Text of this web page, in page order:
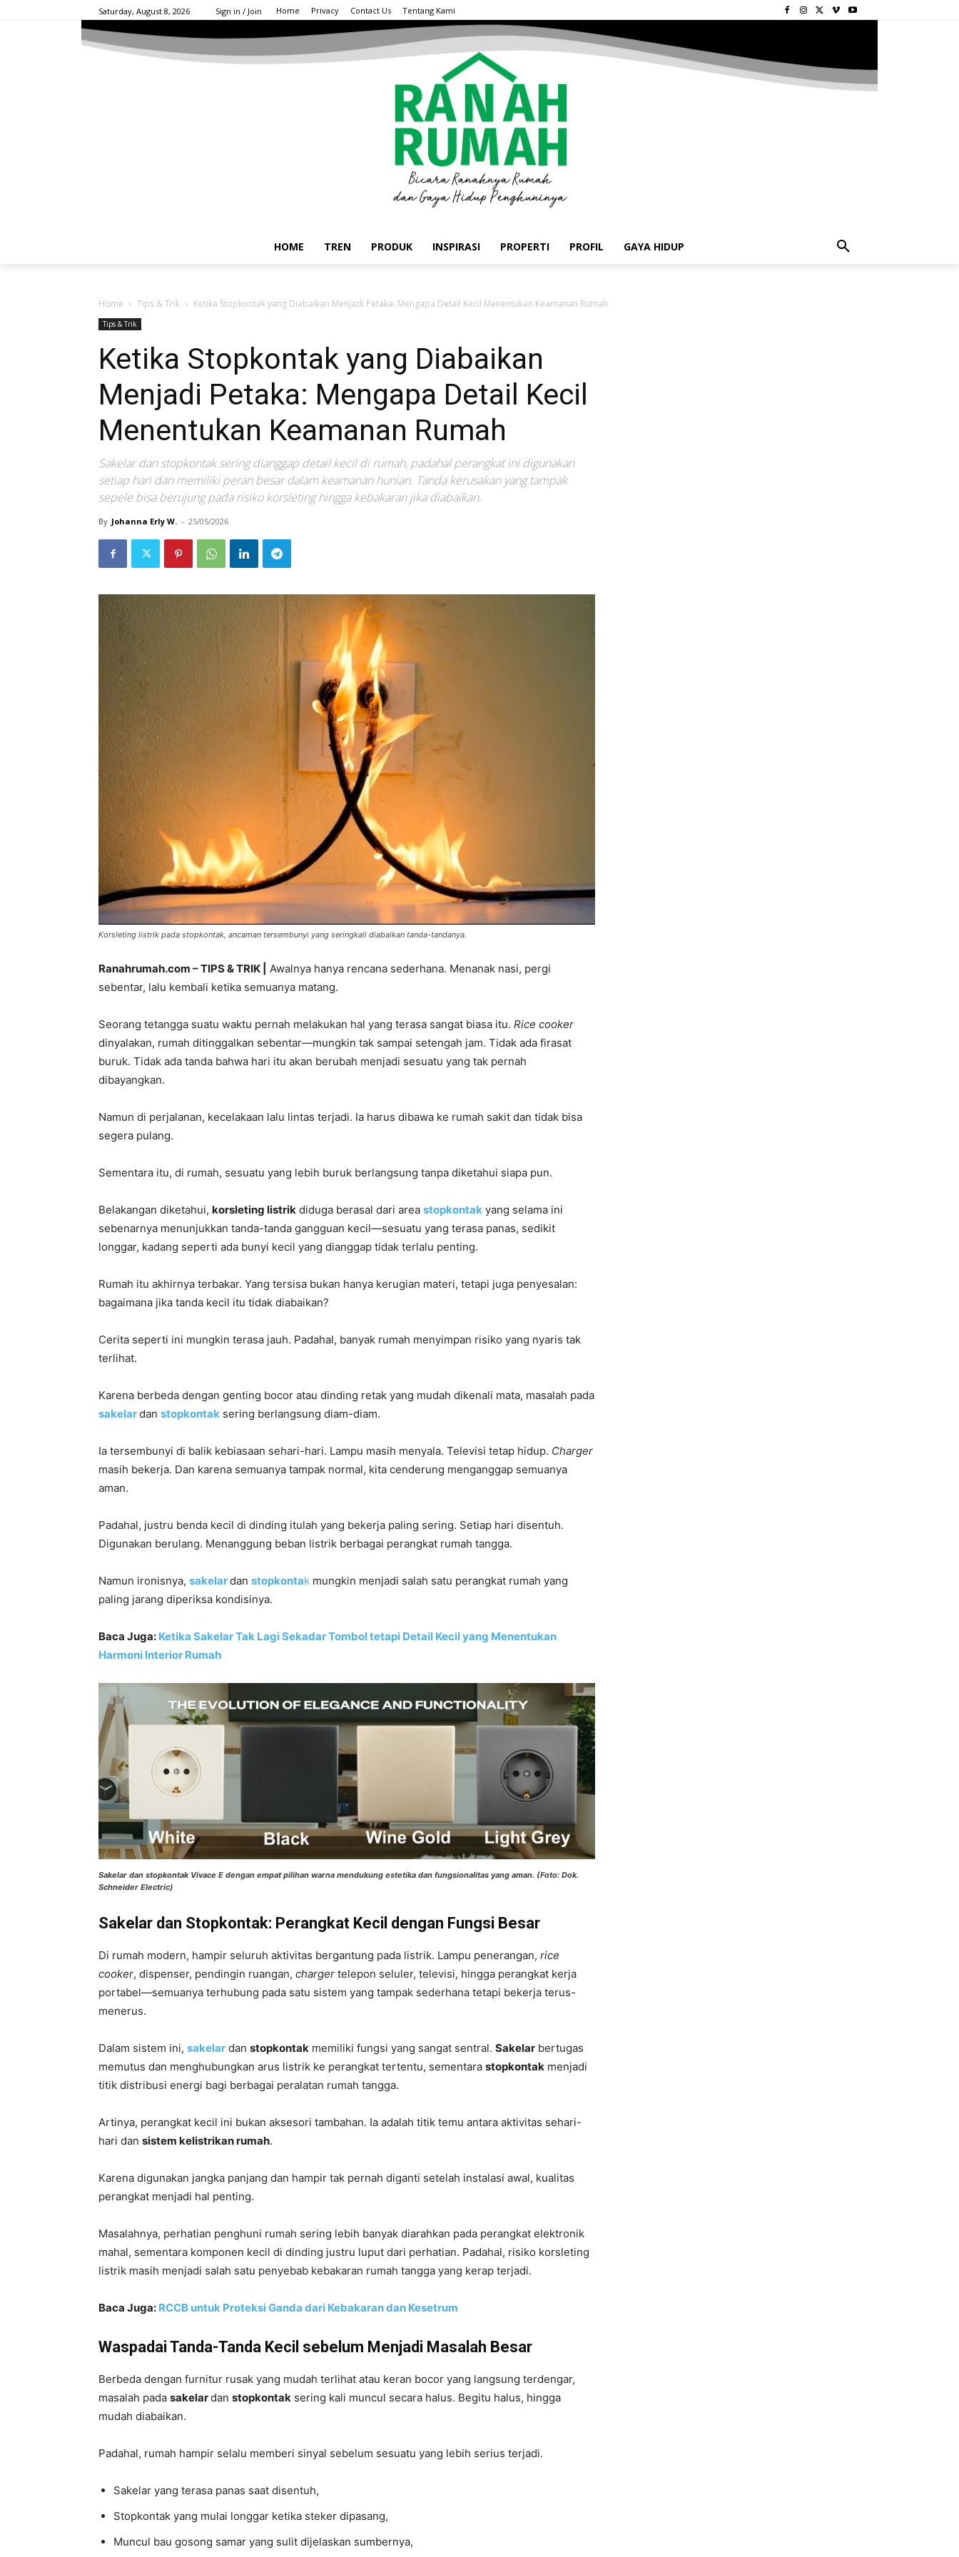
Saturday, August 8, 2026 Sign in / Join Home Privacy Contact Us Tentang Kami
HOME TREN PRODUK INSPIRASI PROPERTI PROFIL GAYA HIDUP
Home Tips & Trik Ketika Stopkontak yang Diabaikan Menjadi Petaka: Mengapa Detail Kecil Menentukan Keamanan Rumah
Tips & Trik
Ketika Stopkontak yang Diabaikan
Menjadi Petaka: Mengapa Detail Kecil
Menentukan Keamanan Rumah
Sakelar dan stopkontak sering dianggap detail kecil di rumah, padahal perangkat ini digunakan
setiap hari dan memiliki peran besar dalam keamanan hunian. Tanda kerusakan yang tampak
sepele bisa berujung pada risiko korsleting hingga kebakaran jika diabaikan.
By Johanna Erly W. - 25/05/2026
Korsleting listrik pada stopkontak, ancaman tersembunyi yang seringkali diabaikan tanda-tandanya.
Ranahrumah.com – TIPS & TRIK |
Awalnya hanya rencana sederhana. Menanak nasi, pergi
sebentar, lalu kembali ketika semuanya matang.
Seorang tetangga suatu waktu pernah melakukan hal yang terasa sangat biasa itu. Rice cooker
dinyalakan, rumah ditinggalkan sebentar—mungkin tak sampai setengah jam. Tidak ada firasat
buruk. Tidak ada tanda bahwa hari itu akan berubah menjadi sesuatu yang tak pernah
dibayangkan.
Namun di perjalanan, kecelakaan lalu lintas terjadi. Ia harus dibawa ke rumah sakit dan tidak bisa
segera pulang.
Sementara itu, di rumah, sesuatu yang lebih buruk berlangsung tanpa diketahui siapa pun.
Belakangan diketahui, korsleting listrik diduga berasal dari area stopkontak yang selama ini
sebenarnya menunjukkan tanda-tanda gangguan kecil—sesuatu yang terasa panas, sedikit
longgar, kadang seperti ada bunyi kecil yang dianggap tidak terlalu penting.
Rumah itu akhirnya terbakar. Yang tersisa bukan hanya kerugian materi, tetapi juga penyesalan:
bagaimana jika tanda kecil itu tidak diabaikan?
Cerita seperti ini mungkin terasa jauh. Padahal, banyak rumah menyimpan risiko yang nyaris tak
terlihat.
Karena berbeda dengan genting bocor atau dinding retak yang mudah dikenali mata, masalah pada
sakelardan stopkontak sering berlangsung diam-diam.
Ia tersembunyi di balik kebiasaan sehari-hari. Lampu masih menyala. Televisi tetap hidup. Charger
masih bekerja. Dan karena semuanya tampak normal, kita cenderung menganggap semuanya
aman.
Padahal, justru benda kecil di dinding itulah yang bekerja paling sering. Setiap hari disentuh.
Digunakan berulang. Menanggung beban listrik berbagai perangkat rumah tangga.
Namun ironisnya, sakelardan stopkontak mungkin menjadi salah satu perangkat rumah yang
paling jarang diperiksa kondisinya.
Baca Juga: Ketika Sakelar Tak Lagi Sekadar Tombol tetapi Detail Kecil yang Menentukan
Harmoni Interior Rumah
Sakelar dan stopkontak Vivace E dengan empat pilihan warna mendukung estetika dan fungsionalitas yang aman. (Foto: Dok.
Schneider Electric)
Sakelar dan Stopkontak: Perangkat Kecil dengan Fungsi Besar
Di rumah modern, hampir seluruh aktivitas bergantung pada listrik. Lampu penerangan, rice
cooker, dispenser, pendingin ruangan, charger telepon seluler, televisi, hingga perangkat kerja
portabel—semuanya terhubung pada satu sistem yang tampak sederhana tetapi bekerja terus-
menerus.
Dalam sistem ini, sakelar dan stopkontak memiliki fungsi yang sangat sentral. Sakelar bertugas
memutus dan menghubungkan arus listrik ke perangkat tertentu, sementara stopkontak menjadi
titik distribusi energi bagi berbagai peralatan rumah tangga.
Artinya, perangkat kecil ini bukan aksesori tambahan. Ia adalah titik temu antara aktivitas sehari-
hari dan sistem kelistrikan rumah.
Karena digunakan jangka panjang dan hampir tak pernah diganti setelah instalasi awal, kualitas
perangkat menjadi hal penting.
Masalahnya, perhatian penghuni rumah sering lebih banyak diarahkan pada perangkat elektronik
mahal, sementara komponen kecil di dinding justru luput dari perhatian. Padahal, risiko korsleting
listrik masih menjadi salah satu penyebab kebakaran rumah tangga yang kerap terjadi.
Baca Juga: RCCB untuk Proteksi Ganda dari Kebakaran dan Kesetrum
Waspadai Tanda-Tanda Kecil sebelum Menjadi Masalah Besar
Berbeda dengan furnitur rusak yang mudah terlihat atau keran bocor yang langsung terdengar,
masalah pada sakelardan stopkontak sering kali muncul secara halus. Begitu halus, hingga
mudah diabaikan.
Padahal, rumah hampir selalu memberi sinyal sebelum sesuatu yang lebih serius terjadi.
Sakelar yang terasa panas saat disentuh,
Stopkontak yang mulai longgar ketika steker dipasang,
Muncul bau gosong samar yang sulit dijelaskan sumbernya,